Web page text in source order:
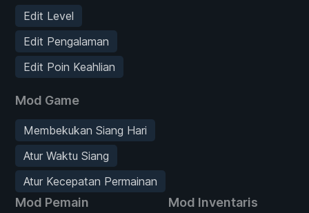
Edit Level
Edit Pengalaman
Edit Poin Keahlian
Mod Game
Membekukan Siang Hari
Atur Waktu Siang
Atur Kecepatan Permainan
Mod Pemain Mod Inventaris